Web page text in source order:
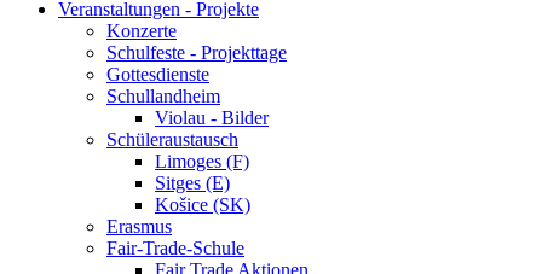
Veranstaltungen - Projekte
Konzerte
Schulfeste - Projekttage
Gottesdienste
Schullandheim
Violau - Bilder
Schüleraustausch
Limoges (F)
Sitges (E)
Košice (SK)
Erasmus
Fair-Trade-Schule